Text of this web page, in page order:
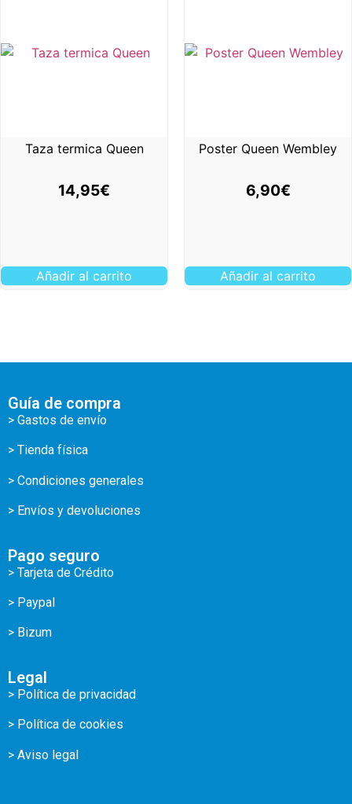
Taza termica Queen
14,95€
Añadir al carrito
Poster Queen Wembley
6,90€
Añadir al carrito
Guía de compra
> Gastos de envío
> Tienda física
> Condiciones generales
> Envíos y devoluciones
Pago seguro
> Tarjeta de Crédito
> Paypal
> Bizum
Legal
> Política de privacidad
> Política de cookies
> Aviso legal